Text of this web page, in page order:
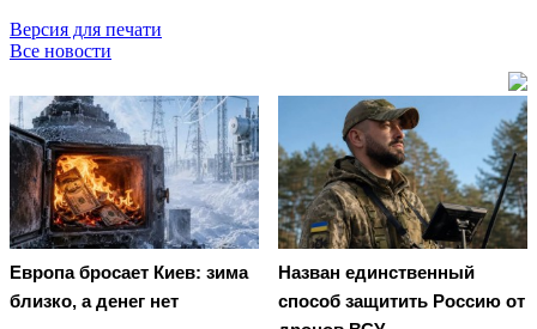
Версия для печати
Все новости
Европа бросает Киев: зима
близко, а денег нет
Назван единственный
способ защитить Россию от